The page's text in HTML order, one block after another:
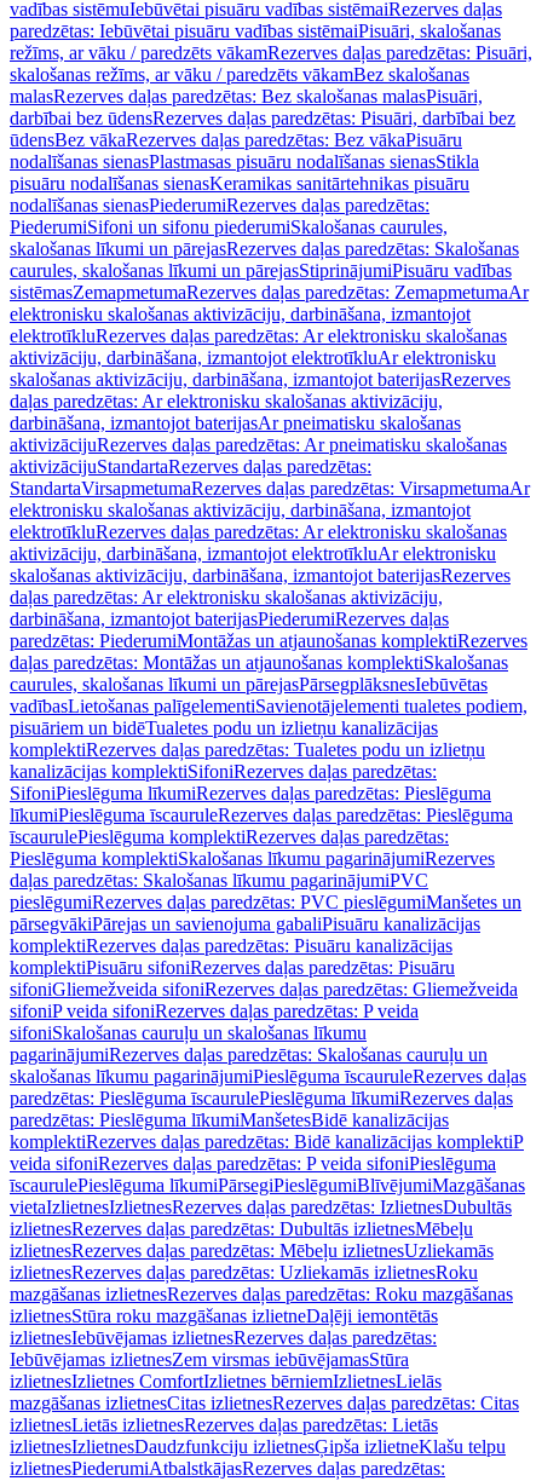
vadības sistēmuIebūvētai pisuāru vadības sistēmaiRezerves daļas
paredzētas: Iebūvētai pisuāru vadības sistēmaiPisuāri, skalošanas
režīms, ar vāku / paredzēts vākamRezerves daļas paredzētas: Pisuāri,
skalošanas režīms, ar vāku / paredzēts vākamBez skalošanas
malasRezerves daļas paredzētas: Bez skalošanas malasPisuāri,
darbībai bez ūdensRezerves daļas paredzētas: Pisuāri, darbībai bez
ūdensBez vākaRezerves daļas paredzētas: Bez vākaPisuāru
nodalīšanas sienasPlastmasas pisuāru nodalīšanas sienasStikla
pisuāru nodalīšanas sienasKeramikas sanitārtehnikas pisuāru
nodalīšanas sienasPiederumiRezerves daļas paredzētas:
PiederumiSifoni un sifonu piederumiSkalošanas caurules,
skalošanas līkumi un pārejasRezerves daļas paredzētas: Skalošanas
caurules, skalošanas līkumi un pārejasStiprinājumiPisuāru vadības
sistēmasZemapmetumaRezerves daļas paredzētas: ZemapmetumaAr
elektronisku skalošanas aktivizāciju, darbināšana, izmantojot
elektrotīkluRezerves daļas paredzētas: Ar elektronisku skalošanas
aktivizāciju, darbināšana, izmantojot elektrotīkluAr elektronisku
skalošanas aktivizāciju, darbināšana, izmantojot baterijasRezerves
daļas paredzētas: Ar elektronisku skalošanas aktivizāciju,
darbināšana, izmantojot baterijasAr pneimatisku skalošanas
aktivizācijuRezerves daļas paredzētas: Ar pneimatisku skalošanas
aktivizācijuStandartaRezerves daļas paredzētas:
StandartaVirsapmetumaRezerves daļas paredzētas: VirsapmetumaAr
elektronisku skalošanas aktivizāciju, darbināšana, izmantojot
elektrotīkluRezerves daļas paredzētas: Ar elektronisku skalošanas
aktivizāciju, darbināšana, izmantojot elektrotīkluAr elektronisku
skalošanas aktivizāciju, darbināšana, izmantojot baterijasRezerves
daļas paredzētas: Ar elektronisku skalošanas aktivizāciju,
darbināšana, izmantojot baterijasPiederumiRezerves daļas
paredzētas: PiederumiMontāžas un atjaunošanas komplektiRezerves
daļas paredzētas: Montāžas un atjaunošanas komplektiSkalošanas
caurules, skalošanas līkumi un pārejasPārsegplāksnesIebūvētas
vadībasLietošanas palīgelementiSavienotājelementi tualetes podiem,
pisuāriem un bidēTualetes podu un izlietņu kanalizācijas
komplektiRezerves daļas paredzētas: Tualetes podu un izlietņu
kanalizācijas komplektiSifoniRezerves daļas paredzētas:
SifoniPieslēguma līkumiRezerves daļas paredzētas: Pieslēguma
līkumiPieslēguma īscauruleRezerves daļas paredzētas: Pieslēguma
īscaurulePieslēguma komplektiRezerves daļas paredzētas:
Pieslēguma komplektiSkalošanas līkumu pagarinājumiRezerves
daļas paredzētas: Skalošanas līkumu pagarinājumiPVC
pieslēgumiRezerves daļas paredzētas: PVC pieslēgumiManšetes un
pārsegvākiPārejas un savienojuma gabaliPisuāru kanalizācijas
komplektiRezerves daļas paredzētas: Pisuāru kanalizācijas
komplektiPisuāru sifoniRezerves daļas paredzētas: Pisuāru
sifoniGliemežveida sifoniRezerves daļas paredzētas: Gliemežveida
sifoniP veida sifoniRezerves daļas paredzētas: P veida
sifoniSkalošanas cauruļu un skalošanas līkumu
pagarinājumiRezerves daļas paredzētas: Skalošanas cauruļu un
skalošanas līkumu pagarinājumiPieslēguma īscauruleRezerves daļas
paredzētas: Pieslēguma īscaurulePieslēguma līkumiRezerves daļas
paredzētas: Pieslēguma līkumiManšetesBidē kanalizācijas
komplektiRezerves daļas paredzētas: Bidē kanalizācijas komplektiP
veida sifoniRezerves daļas paredzētas: P veida sifoniPieslēguma
īscaurulePieslēguma līkumiPārsegiPieslēgumiBlīvējumiMazgāšanas
vietaIzlietnesIzlietnesRezerves daļas paredzētas: IzlietnesDubultās
izlietnesRezerves daļas paredzētas: Dubultās izlietnesMēbeļu
izlietnesRezerves daļas paredzētas: Mēbeļu izlietnesUzliekamās
izlietnesRezerves daļas paredzētas: Uzliekamās izlietnesRoku
mazgāšanas izlietnesRezerves daļas paredzētas: Roku mazgāšanas
izlietnesStūra roku mazgāšanas izlietneDaļēji iemontētās
izlietnesIebūvējamas izlietnesRezerves daļas paredzētas:
Iebūvējamas izlietnesZem virsmas iebūvējamasStūra
izlietnesIzlietnes ComfortIzlietnes bērniemIzlietnesLielās
mazgāšanas izlietnesCitas izlietnesRezerves daļas paredzētas: Citas
izlietnesLietās izlietnesRezerves daļas paredzētas: Lietās
izlietnesIzlietnesDaudzfunkciju izlietnesĢipša izlietneKlašu telpu
izlietnesPiederumiAtbalstkājasRezerves daļas paredzētas: